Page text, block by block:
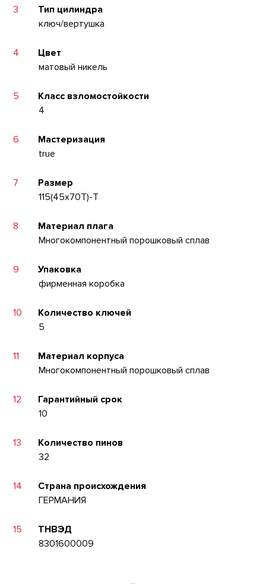
3
Тип цилиндра
ключ/вертушка
4
Цвет
матовый никель
5
Класс взломостойкости
4
6
Мастеризация
true
7
Размер
115(45x70T)-T
8
Материал плага
Многокомпонентный порошковый сплав
9
Упаковка
фирменная коробка
10
Количество ключей
5
11
Материал корпуса
Многокомпонентный порошковый сплав
12
Гарантийный срок
10
13
Количество пинов
32
14
Страна происхождения
ГЕРМАНИЯ
15
ТНВЭД
8301600009